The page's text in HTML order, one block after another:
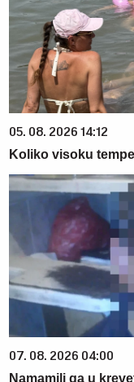
05. 08. 2026 14:12
Koliko visoku
07. 08. 2026 04:00
Namamili ga u